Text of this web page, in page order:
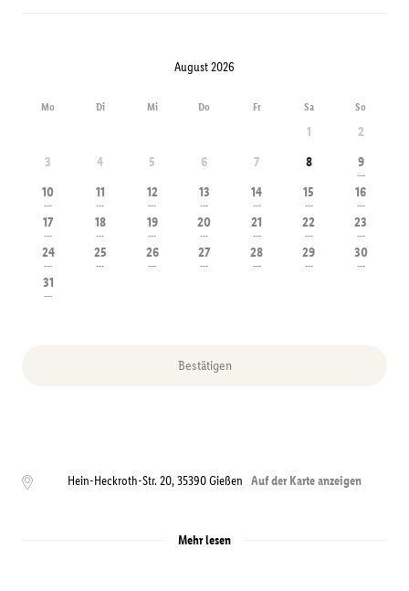
August 2026
Mo Di Mi Do Fr Sa So
1
2
3
4 5 6 7 8 9
---
10
---
11
---
12
---
13
---
14
---
15
---
16
---
17
---
18
---
19
---
20
---
21
---
22
---
23
---
24
---
25
---
26
---
27
---
28
---
29
---
30
---
31
---
Bestätigen
Hein-Heckroth-Str. 20,35390 Gießen Auf der Karte anzeigen
Mehr lesen